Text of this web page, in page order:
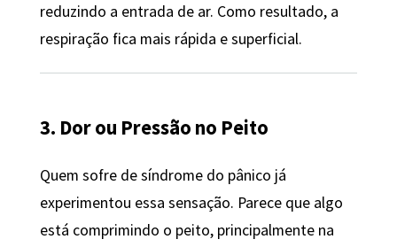
reduzindo a entrada de ar. Como resultado, a
respiração fica mais rápida e superficial.
3. Dor ou Pressão no Peito
Quem sofre de síndrome do pânico já
experimentou essa sensação. Parece que algo
está comprimindo o peito, principalmente na